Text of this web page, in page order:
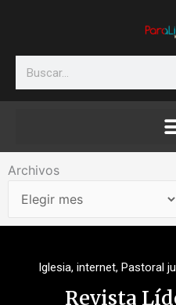
Search
Archivos
Archivos
Iglesia, internet, Pastoral
Revista